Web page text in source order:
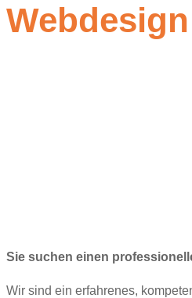
Sie suchen einen
Wir sind ein erfahrenes,